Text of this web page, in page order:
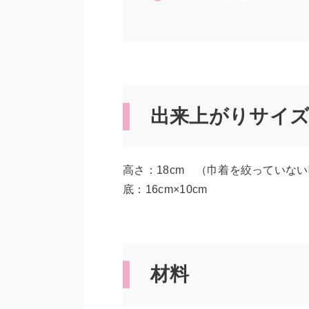
出来上がりサイ
高さ：18cm （巾着を絞っていない
底：16cm×10cm
材料